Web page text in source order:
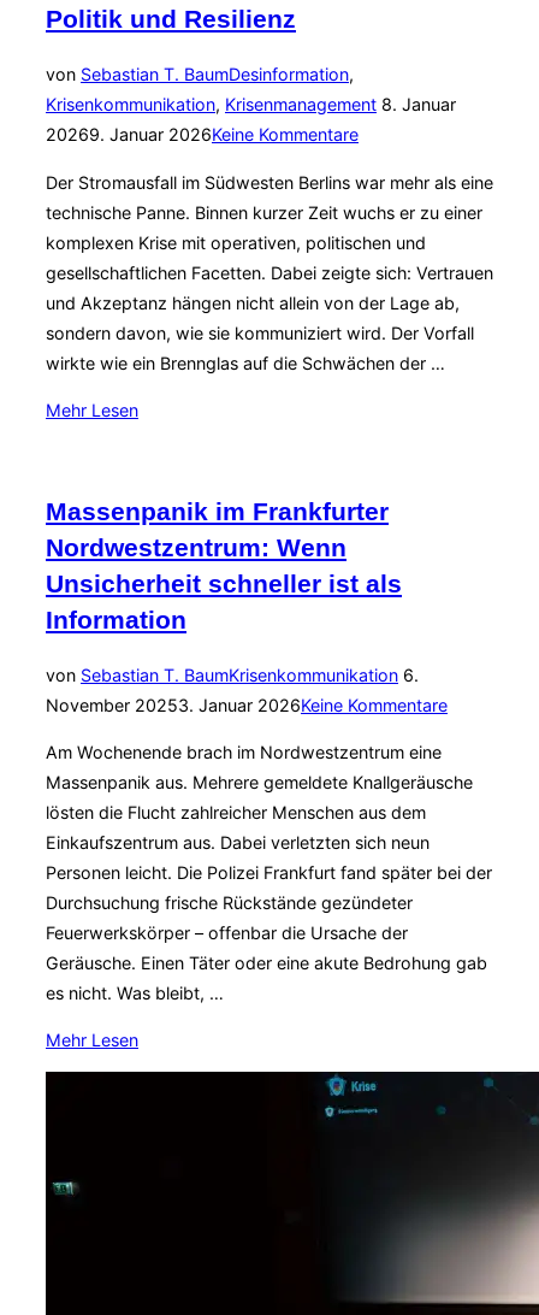
sein“
warum
dieser
Satz
Bevölkerungsschutz
gefährlich
ist“
Politik und Resilienz
von Sebastian T. BaumDesinformation,
Krisenkommunikation, KrisenmanagementVeröffentlicht
8. Januar
20269. Januar 2026Keine Kommentare
Der Stromausfall im Südwesten Berlins war mehr als eine
technische Panne. Binnen kurzer Zeit wuchs er zu einer
komplexen Krise mit operativen, politischen und
gesellschaftlichen Facetten. Dabei zeigte sich: Vertrauen
und Akzeptanz hängen nicht allein von der Lage ab,
sondern davon, wie sie kommuniziert wird. Der Vorfall
wirkte wie ein Brennglas auf die Schwächen der …
Mehr über
Krisenmanagement
unter
Druck
–
im
Spannungsfeld
Lesen
Massenpanik im Frankfurter
Nordwestzentrum: Wenn
Unsicherheit schneller ist als
Information
von Sebastian T. BaumKrisenkommunikationVeröffentlicht
am
6.
November 20253. Januar 2026Keine Kommentare
Am Wochenende brach im Nordwestzentrum eine
Massenpanik aus. Mehrere gemeldete Knallgeräusche
lösten die Flucht zahlreicher Menschen aus dem
Einkaufszentrum aus. Dabei verletzten sich neun
Personen leicht. Die Polizei Frankfurt fand später bei der
Durchsuchung frische Rückstände gezündeter
Feuerwerkskörper – offenbar die Ursache der
Geräusche. Einen Täter oder eine akute Bedrohung gab
es nicht. Was bleibt, …
Mehr über
„Massenpanik
Lesen